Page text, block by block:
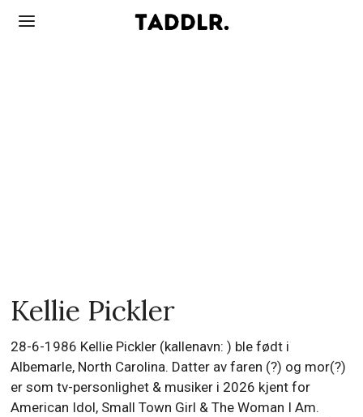
Kellie Pickler
28-6-1986 Kellie Pickler (kallenavn: ) ble født i
Albemarle, North Carolina. Datter av faren (?) og mor(?)
er som tv-personlighet & musiker i 2026 kjent for
American Idol, Small Town Girl & The Woman I Am.